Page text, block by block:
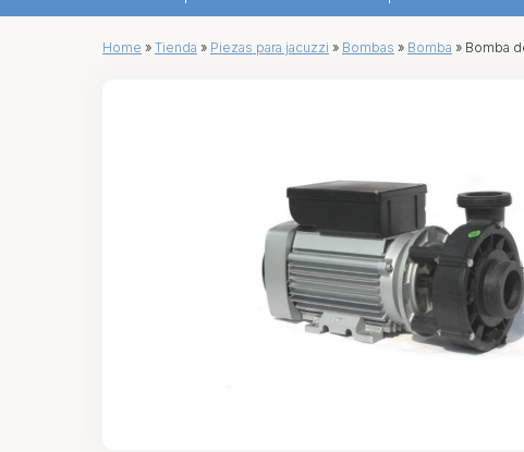
Home » Tienda » Piezas para jacuzzi » Bombas » Bomba » Bomba